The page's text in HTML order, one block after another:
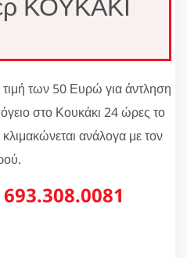
τιμή των 50 Ευρώ για άντληση
στο Κουκάκι 24 ώρες το
ανάλογα με τον
693.308.0081